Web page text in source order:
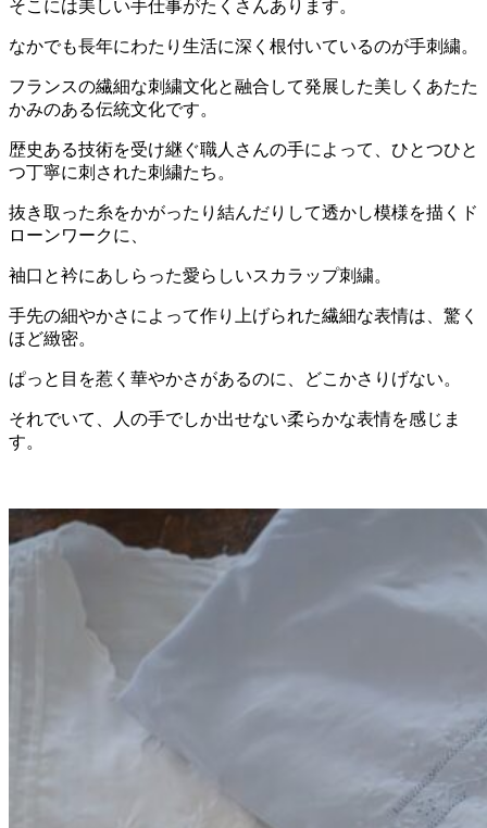
そこには美しい手仕事がたくさんあります。
なかでも長年にわたり生活に深く根付いているのが手刺繍。
フランスの繊細な刺繍文化と融合して発展した美しくあたた
かみのある伝統文化です。
歴史ある技術を受け継ぐ職人さんの手によって、ひとつひと
つ丁寧に刺された刺繍たち。
抜き取った糸をかがったり結んだりして透かし模様を描くド
ローンワークに、
袖口と衿にあしらった愛らしいスカラップ刺繍。
手先の細やかさによって作り上げられた繊細な表情は、驚く
ほど緻密。
ぱっと目を惹く華やかさがあるのに、どこかさりげない。
それでいて、人の手でしか出せない柔らかな表情を感じま
す。